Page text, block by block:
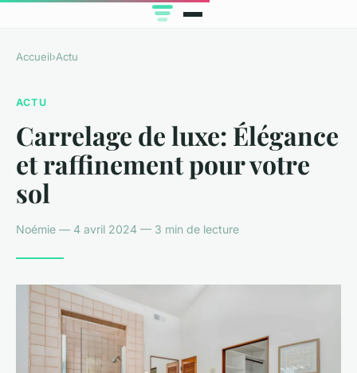
Accueil›Actu
ACTU
Carrelage de luxe: Élégance
et raffinement pour votre
sol
Noémie — 4 avril 2024 — 3 min de lecture